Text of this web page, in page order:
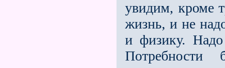
увидим, кроме
жизнь, и не
и физику. Надо
Потребности